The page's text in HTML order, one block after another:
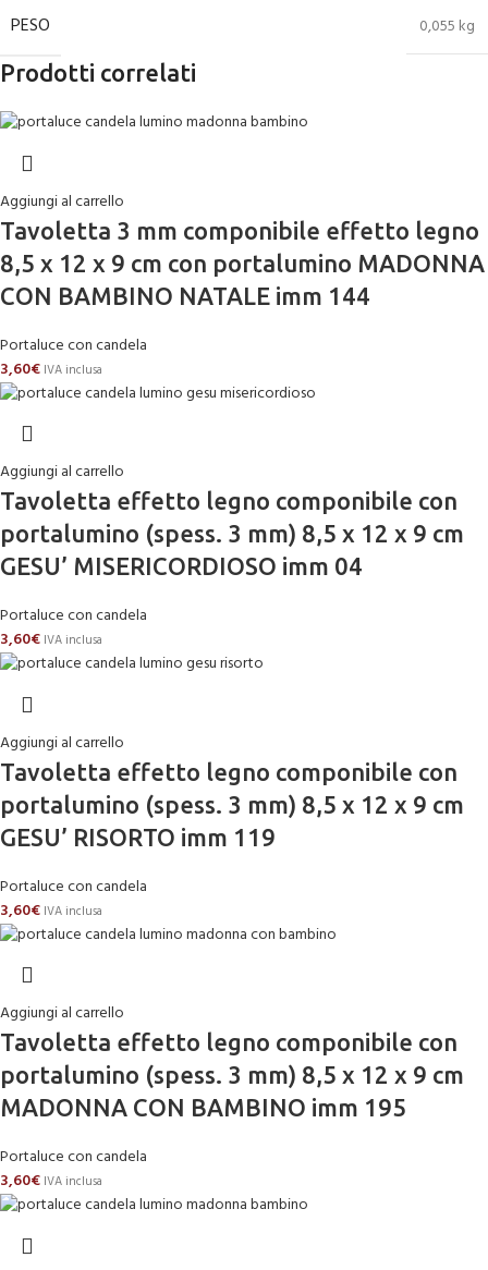
PESO 0,055 kg
Prodotti correlati
Aggiungi al carrello
Tavoletta 3 mm componibile effetto legno
8,5 x 12 x 9 cm con portalumino MADONNA
CON BAMBINO NATALE imm 144
Portaluce con candela
3,60€ IVA inclusa
Aggiungi al carrello
Tavoletta effetto legno componibile con
portalumino (spess. 3 mm) 8,5 x 12 x 9 cm
GESU’ MISERICORDIOSO imm 04
Portaluce con candela
3,60€ IVA inclusa
Aggiungi al carrello
Tavoletta effetto legno componibile con
portalumino (spess. 3 mm) 8,5 x 12 x 9 cm
GESU’ RISORTO imm 119
Portaluce con candela
3,60€ IVA inclusa
Aggiungi al carrello
Tavoletta effetto legno componibile con
portalumino (spess. 3 mm) 8,5 x 12 x 9 cm
MADONNA CON BAMBINO imm 195
Portaluce con candela
3,60€ IVA inclusa